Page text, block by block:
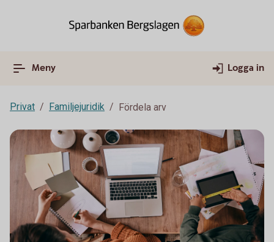
Meny Logga in
Privat Familjejuridik Fördela arv